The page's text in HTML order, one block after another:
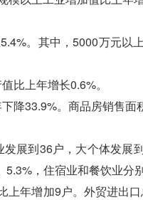
。其中，5000万元以
上年增长0.6%。
33.9%。商品房销售面
到36户，大个体发展
，住宿业和餐饮业分
增加9户。外贸进出口